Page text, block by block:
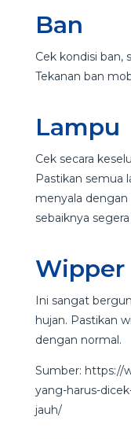
Ban
Cek kondisi ban,
Tekanan ban
Lampu
Cek secara
Pastikan semua
menyala
sebaiknya
Wipper
Ini sangat
hujan. Pastikan
dengan normal.
Sumber: https://
yang-harus-
jauh/